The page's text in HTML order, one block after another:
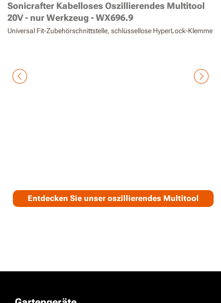
Sonicrafter Kabelloses Oszillierendes Multitool
20V - nur Werkzeug - WX696.9
Universal Fit-Zubehörschnittstelle, schlüssellose HyperLock-Klemme
Entdecken Sie unser oszillierendes Multitool